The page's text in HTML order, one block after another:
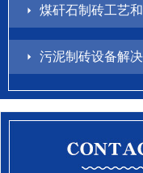
煤矸石制砖工艺
污泥制砖设备解